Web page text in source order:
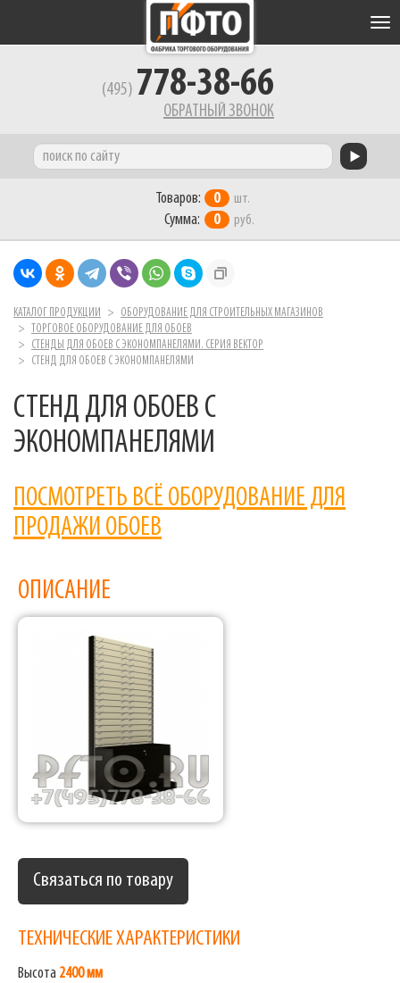
(495) 778-38-66
ОБРАТНЫЙ ЗВОНОК
Фабрика торгового оборудования
Товаров: 0 шт.
Сумма: 0 руб.
КАТАЛОГ ПРОДУКЦИИ
ОБОРУДОВАНИЕ ДЛЯ СТРОИТЕЛЬНЫХ МАГАЗИНОВ
ТОРГОВОЕ ОБОРУДОВАНИЕ ДЛЯ ОБОЕВ
СТЕНДЫ ДЛЯ ОБОЕВ С ЭКОНОМПАНЕЛЯМИ. СЕРИЯ ВЕКТОР
СТЕНД ДЛЯ ОБОЕВ С ЭКОНОМПАНЕЛЯМИ
СТЕНД ДЛЯ ОБОЕВ С
ЭКОНОМПАНЕЛЯМИ
ПОСМОТРЕТЬ ВСЁ ОБОРУДОВАНИЕ ДЛЯ
ПРОДАЖИ ОБОЕВ
ОПИСАНИЕ
Связаться по товару
ТЕХНИЧЕСКИЕ ХАРАКТЕРИСТИКИ
Высота 2400 мм